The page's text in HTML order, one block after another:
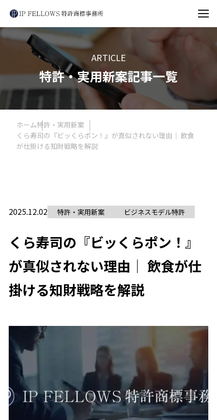
ARTICLE
特許・実用新案記事一覧
ホーム特許・実用新案
くら寿司の『ビッくらポン！』が真似されない理由｜ 飲食
が仕掛ける知財戦略を解説
2025.12.02 特許・実用新案 ビジネスモデル特許
くら寿司の『ビッくらポン！』
が真似されない理由｜ 飲食が仕
掛ける知財戦略を解説